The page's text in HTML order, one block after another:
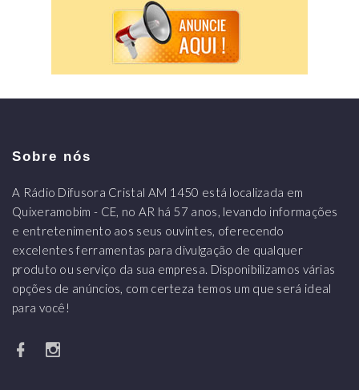
Participe no WhatSapp: (88) 99965 2852
Sobre nós
A Rádio Difusora Cristal AM 1450 está localizada em
Quixeramobim - CE, no AR há 57 anos, levando informações
e entretenimento aos seus ouvintes, oferecendo
excelentes ferramentas para divulgação de qualquer
produto ou serviço da sua empresa. Disponibilizamos várias
opções de anúncios, com certeza temos um que será ideal
para você!